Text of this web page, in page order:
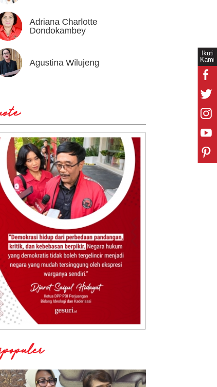
Ikuti
Kami
Adriana Charlotte
Dondokambey
Agustina Wilujeng Andi